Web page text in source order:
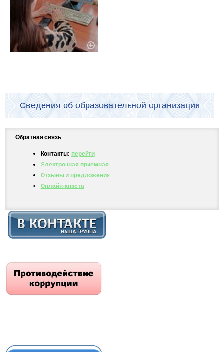
Сведения об образовательной организации
Обратная связь
Контакты: перейти
Электронная приемная
Отзывы и предложения
Онлайн-анкета